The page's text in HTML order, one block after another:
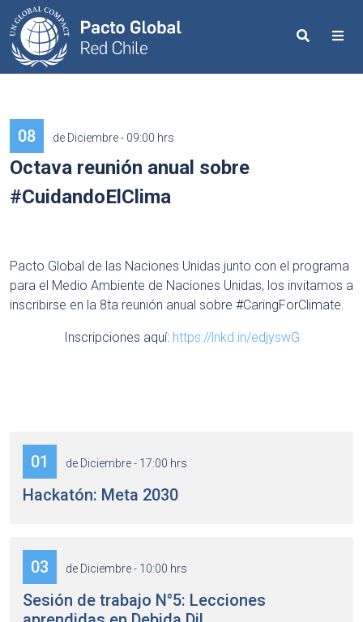
Search
08 de Diciembre - 09:00 hrs
Octava reunión anual sobre
#CuidandoElClima
Pacto Global de las Naciones Unidas junto con el programa
para el Medio Ambiente de Naciones Unidas, los invitamos a
inscribirse en la 8ta reunión anual sobre #CaringForClimate.
Inscripciones aquí: https://lnkd.in/edjyswG
01 de Diciembre - 17:00 hrs
Hackatón: Meta 2030
03 de Diciembre - 10:00 hrs
Sesión de trabajo N°5: Lecciones